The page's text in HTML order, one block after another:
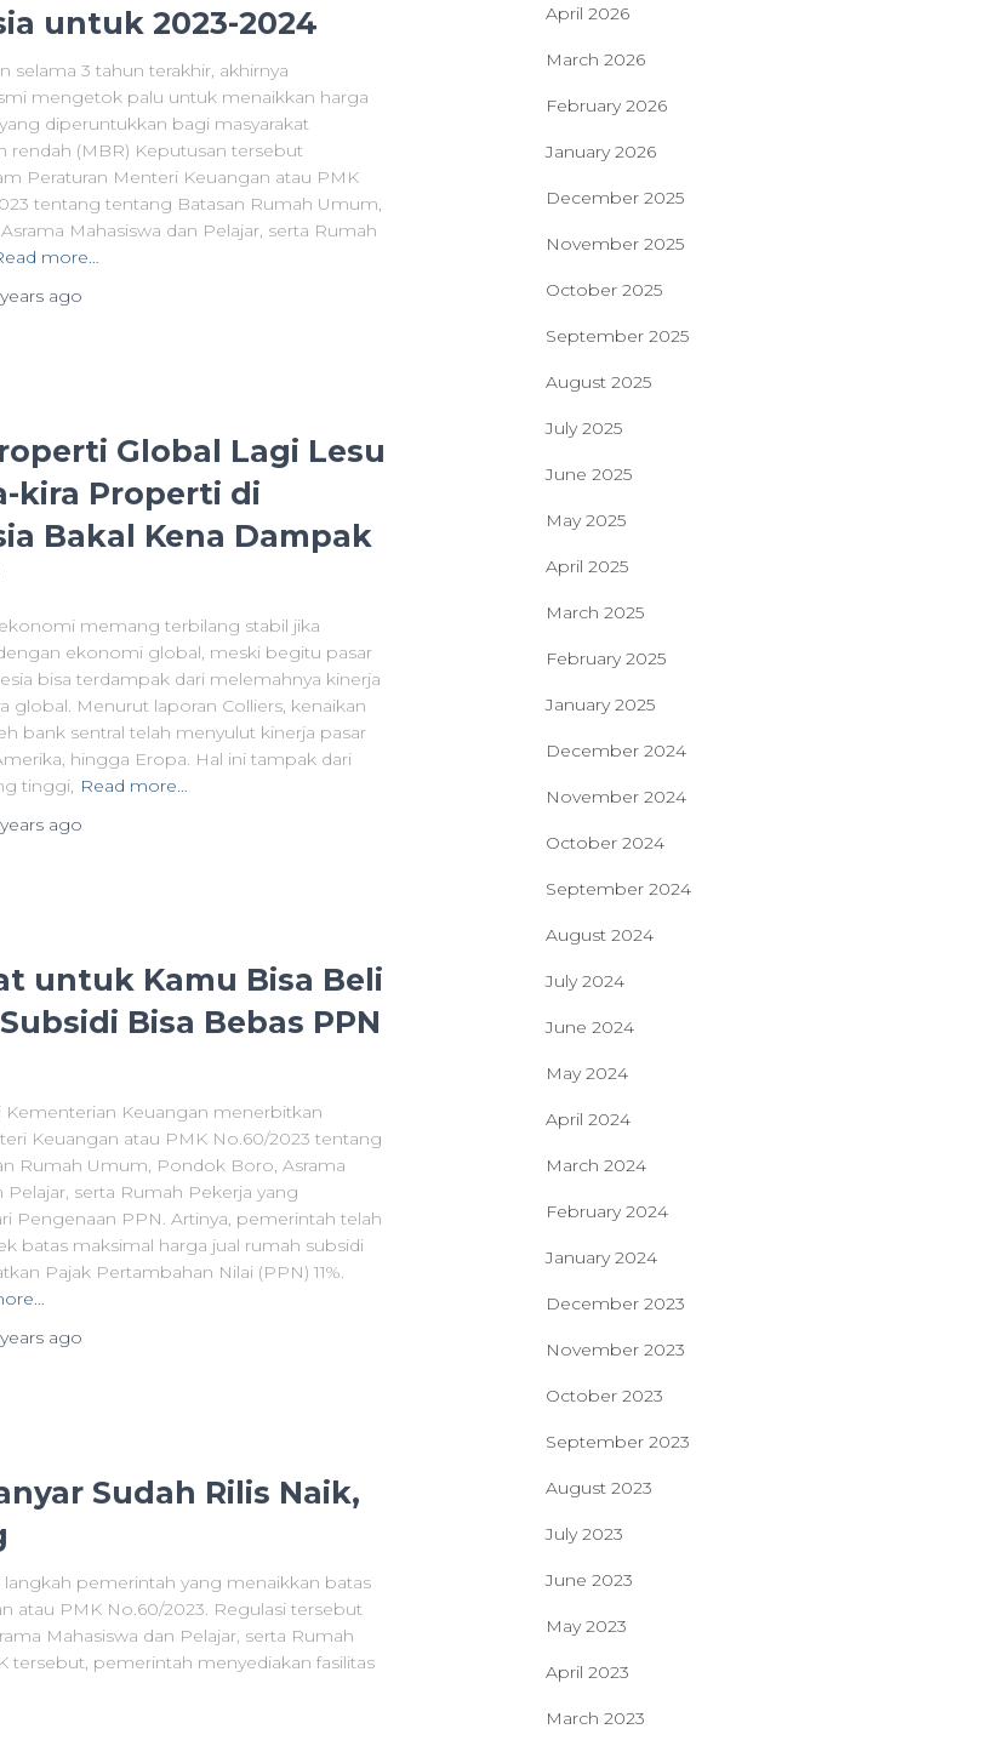
untuk 2023-2024
selama 3 tahun terakhir, akhirnya
mengetok palu untuk menaikkan harga
diperuntukkan bagi masyarakat
rendah (MBR) Keputusan tersebut
Peraturan Menteri Keuangan atau PMK
tentang tentang Batasan Rumah Umum,
Mahasiswa dan Pelajar, serta Rumah
more…
ago
Global Lagi Lesu
kira Properti di
Bakal Kena Dampak
memang terbilang stabil jika
ekonomi global, meski begitu pasar
bisa terdampak dari melemahnya kinerja
global. Menurut laporan Colliers, kenaikan
bank sentral telah menyulut kinerja pasar
hingga Eropa. Hal ini tampak dari
tinggi, Read more…
ago
untuk Kamu Bisa Beli
Bisa Bebas PPN
Kementerian Keuangan menerbitkan
Keuangan atau PMK No.60/2023 tentang
Rumah Umum, Pondok Boro, Asrama
Pelajar, serta Rumah Pekerja yang
Pengenaan PPN. Artinya, pemerintah telah
batas maksimal harga jual rumah subsidi
Pajak Pertambahan Nilai (PPN) 11%.
ago
Sudah Rilis Naik,
pemerintah yang menaikkan batas
atau PMK No.60/2023. Regulasi tersebut
Mahasiswa dan Pelajar, serta Rumah
tersebut, pemerintah menyediakan fasilitas
April 2026
March 2026
February 2026
January 2026
December 2025
November 2025
October 2025
September 2025
August 2025
July 2025
June 2025
May 2025
April 2025
March 2025
February 2025
January 2025
December 2024
November 2024
October 2024
September 2024
August 2024
July 2024
June 2024
May 2024
April 2024
March 2024
February 2024
January 2024
December 2023
November 2023
October 2023
September 2023
August 2023
July 2023
June 2023
May 2023
April 2023
March 2023